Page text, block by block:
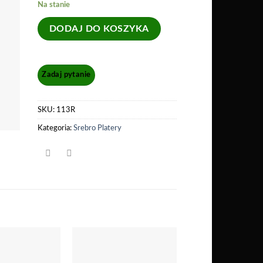
Na stanie
DODAJ DO KOSZYKA
SKU: 113R
Kategoria: Srebro Platery